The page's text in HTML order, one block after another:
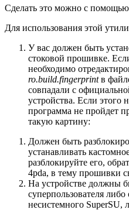
Сделать это можно с
Для использования этой
У вас должен быть
стоковой прошивке.
необходимо
ro.build.fingerprintв
совпадали с
устройства. Если этого
программа не пройдет
такую картину:
Должен быть
устанавливать
разблокируйте его,
4pda, в тему прошивки
На устройстве должны
суперпользователя
несистемного